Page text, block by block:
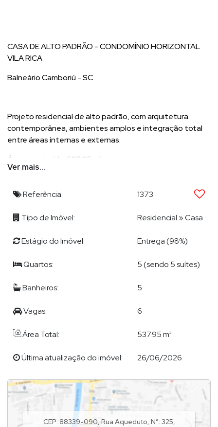
CASA DE ALTO PADRÃO - CONDOMÍNIO HORIZONTAL
VILA RICA
Balneário Camboriú - SC
Projeto residencial de alto padrão, com arquitetura
contemporânea, ambientes amplos e integração total
entre áreas internas e externas.
Área construída: 537,95 m²
* 05 suítes amplas, sendo 01 no térreo
* Home office amplo e ampla sacada no pav. superior
* Piscina ampla com prainha e jacuzzi
* Tomada para carro elétrico
* Aberturas em PVC
* Porcelanato 1.20 x1.20
* Portas laqueadas com fechadura em inox
* Revestimento em pedra natural e brises
* Porta de entrada principal em madeira maciça
Ver mais...
Referência: 1373
Tipo de Imóvel: Residencial »Casa
Estágio do Imóvel: Entrega (98%)
Quartos: 5 (sendo 5 suítes)
Banheiros: 5
Vagas: 6
Área Total: 537.95 m²
Última atualização do imóvel: 26/06/2026
CEP: 88339-090, Rua Aqueduto, N°: 325,